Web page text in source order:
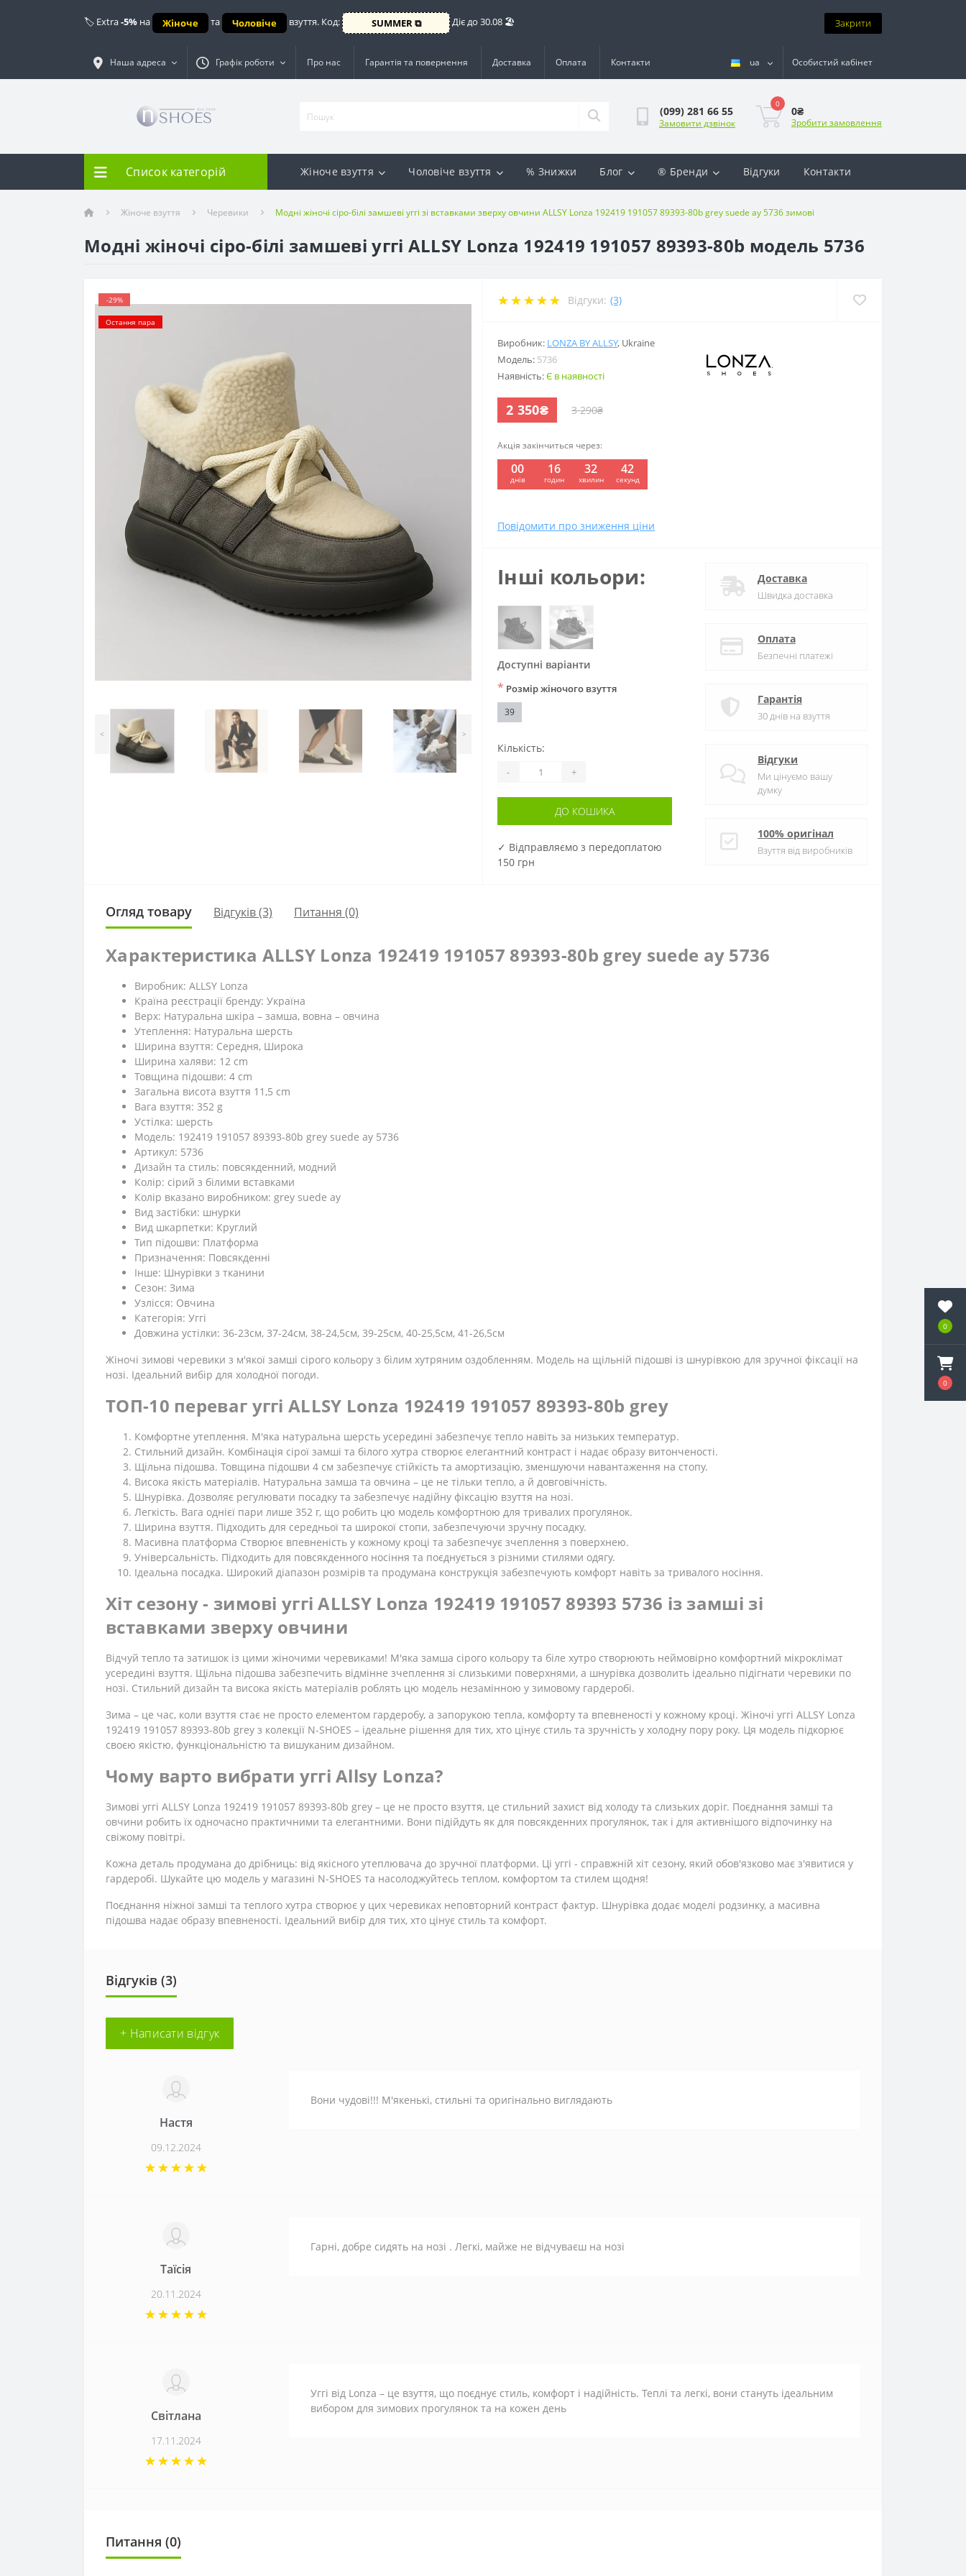
0
0
🏷️ Extra-5% на Жіноче та Чоловіче взуття. Код: SUMMER ⧉ Діє до 30.08 🏖️ Закрити
Наша адреса Графік роботи Про нас Гарантія та повернення Доставка Оплата Контакти ua Особистий кабінет
(099) 281 66 55
Замовити дзвінок
0
0₴
Зробити замовлення
Список категорій Жіноче взуття Чоловіче взуття % Знижки Блог ® Бренди Відгуки Контакти
Жіноче взуття Черевики Модні жіночі сіро-білі замшеві уггі зі вставками зверху овчини ALLSY Lonza 192419 191057 89393-80b grey suede ay 5736 зимові
Модні жіночі сіро-білі замшеві уггі ALLSY Lonza 192419 191057 89393-80b модель 5736
-29%
Остання пара
< >
Відгуки: (3)
Виробник: LONZA BY ALLSY, Ukraine
Модель: 5736
Наявність:Є в наявності
2 350₴ 3 290₴
Акція закінчиться через:
00
днів
16
годин
32
хвилин
41
секунд
Повідомити про зниження ціни
.
Інші кольори:
Доступні варіанти
* Розмір жіночого взуття
39
Кількість:
- +
ДО КОШИКА
✓ Відправляємо з передоплатою
150 грн
Доставка
Швидка доставка
Оплата
Безпечні платежі
Гарантія
30 днів на взуття
Відгуки
Ми цінуємо вашу
думку
100% оригінал
Взуття від виробників
Огляд товару Відгуків (3) Питання (0)
Характеристика ALLSY Lonza 192419 191057 89393-80b grey suede ay 5736
Виробник: ALLSY Lonza
Країна реєстрації бренду: Україна
Верх: Натуральна шкіра – замша, вовна – овчина
Утеплення: Натуральна шерсть
Ширина взуття: Середня, Широка
Ширина халяви: 12 cm
Товщина підошви: 4 cm
Загальна висота взуття 11,5 cm
Вага взуття: 352 g
Устілка: шерсть
Модель: 192419 191057 89393-80b grey suede ay 5736
Артикул: 5736
Дизайн та стиль: повсякденний, модний
Колір: сірий з білими вставками
Колір вказано виробником: grey suede ay
Вид застібки: шнурки
Вид шкарпетки: Круглий
Тип підошви: Платформа
Призначення: Повсякденні
Iнше: Шнурівки з тканини
Сезон: Зима
Узлісся: Овчина
Категорія: Уггі
Довжина устілки: 36-23см, 37-24см, 38-24,5см, 39-25см, 40-25,5см, 41-26,5см
Жіночі зимові черевики з м'якої замші сірого кольору з білим хутряним оздобленням. Модель на щільній підошві із шнурівкою для зручної фіксації на
нозі. Ідеальний вибір для холодної погоди.
ТОП-10 переваг уггі ALLSY Lonza 192419 191057 89393-80b grey
Комфортне утеплення. М'яка натуральна шерсть усередині забезпечує тепло навіть за низьких температур.
Стильний дизайн. Комбінація сірої замші та білого хутра створює елегантний контраст і надає образу витонченості.
Щільна підошва. Товщина підошви 4 см забезпечує стійкість та амортизацію, зменшуючи навантаження на стопу.
Висока якість матеріалів. Натуральна замша та овчина – це не тільки тепло, а й довговічність.
Шнурівка. Дозволяє регулювати посадку та забезпечує надійну фіксацію взуття на нозі.
Легкість. Вага однієї пари лише 352 г, що робить цю модель комфортною для тривалих прогулянок.
Ширина взуття. Підходить для середньої та широкої стопи, забезпечуючи зручну посадку.
Масивна платформа Створює впевненість у кожному кроці та забезпечує зчеплення з поверхнею.
Універсальність. Підходить для повсякденного носіння та поєднується з різними стилями одягу.
Ідеальна посадка. Широкий діапазон розмірів та продумана конструкція забезпечують комфорт навіть за тривалого носіння.
Хіт сезону - зимові уггі ALLSY Lonza 192419 191057 89393 5736 із замші зі
вставками зверху овчини
Відчуй тепло та затишок із цими жіночими черевиками! М'яка замша сірого кольору та біле хутро створюють неймовірно комфортний мікроклімат
усередині взуття. Щільна підошва забезпечить відмінне зчеплення зі слизькими поверхнями, а шнурівка дозволить ідеально підігнати черевики по
нозі. Стильний дизайн та висока якість матеріалів роблять цю модель незамінною у зимовому гардеробі.
Зима – це час, коли взуття стає не просто елементом гардеробу, а запорукою тепла, комфорту та впевненості у кожному кроці. Жіночі уггі ALLSY Lonza
192419 191057 89393-80b grey з колекції N-SHOES – ідеальне рішення для тих, хто цінує стиль та зручність у холодну пору року. Ця модель підкорює
своєю якістю, функціональністю та вишуканим дизайном.
Чому варто вибрати уггі Allsy Lonza?
Зимові уггі ALLSY Lonza 192419 191057 89393-80b grey – це не просто взуття, це стильний захист від холоду та слизьких доріг. Поєднання замші та
овчини робить їх одночасно практичними та елегантними. Вони підійдуть як для повсякденних прогулянок, так і для активнішого відпочинку на
свіжому повітрі.
Кожна деталь продумана до дрібниць: від якісного утеплювача до зручної платформи. Ці уггі - справжній хіт сезону, який обов'язково має з'явитися у
гардеробі. Шукайте цю модель у магазині N-SHOES та насолоджуйтесь теплом, комфортом та стилем щодня!
Поєднання ніжної замші та теплого хутра створює у цих черевиках неповторний контраст фактур. Шнурівка додає моделі родзинку, а масивна
підошва надає образу впевненості. Ідеальний вибір для тих, хто цінує стиль та комфорт.
Відгуків (3)
+ Написати відгук
Настя
09.12.2024
Вони чудові!!! М'якенькі, стильні та оригінально виглядають
Таїсія
20.11.2024
Гарні, добре сидять на нозі . Легкі, майже не відчуваєш на нозі
Світлана
17.11.2024
Уггі від Lonza – це взуття, що поєднує стиль, комфорт і надійність. Теплі та легкі, вони стануть ідеальним
вибором для зимових прогулянок та на кожен день
Питання (0)